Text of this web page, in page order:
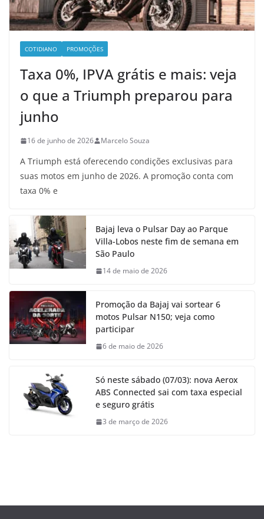
COTIDIANO PROMOÇÕES
Taxa 0%, IPVA grátis e mais: veja
o que a Triumph preparou para
junho
16 de junho de 2026 Marcelo Souza
A Triumph está oferecendo condições exclusivas para
suas motos em junho de 2026. A promoção conta com
taxa 0% e
Bajaj leva o Pulsar Day ao Parque
Villa-Lobos neste fim de semana em
São Paulo
14 de maio de 2026
Promoção da Bajaj vai sortear 6
motos Pulsar N150; veja como
participar
6 de maio de 2026
Só neste sábado (07/03): nova Aerox
ABS Connected sai com taxa especial
e seguro grátis
3 de março de 2026